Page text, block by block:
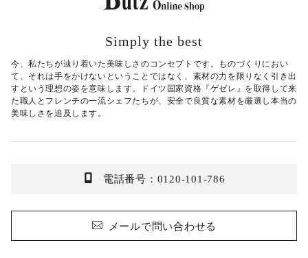
Simply the best
今、私たちが辿り着いた美味しさのコンセプトです。ものづくりにおい
て、それは手をかけないということではなく、素材の力を限りなく引き出
すという理想の姿を意味します。ドイツ国家資格『ゲゼレ』を取得して来
た職人とフレンチの一流シェフたちが、安全で良質な素材を厳選し本当の
美味しさを追及します。
電話番号：0120-101-786
メールで問い合わせる